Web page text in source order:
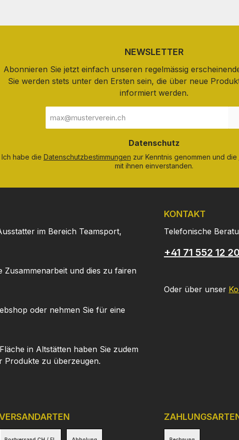
NEWSLETTER
Abonnieren Sie jetzt einfach unseren regelmässig
Sie werden stets unter den Ersten sein, die über neue
informiert werden.
Mail-
Adresse
Datenschutz
Ich habe die Datenschutzbestimmungen zur Kenntnis genommen und die
mit ihnen einverstanden.
im Bereich Teamsport,
und dies zu fairen
oder nehmen Sie für eine
in Altstätten haben Sie zudem
Produkte zu überzeugen.
KONTAKT
Telefonische
+41 71 552 12 20
Oder über unser